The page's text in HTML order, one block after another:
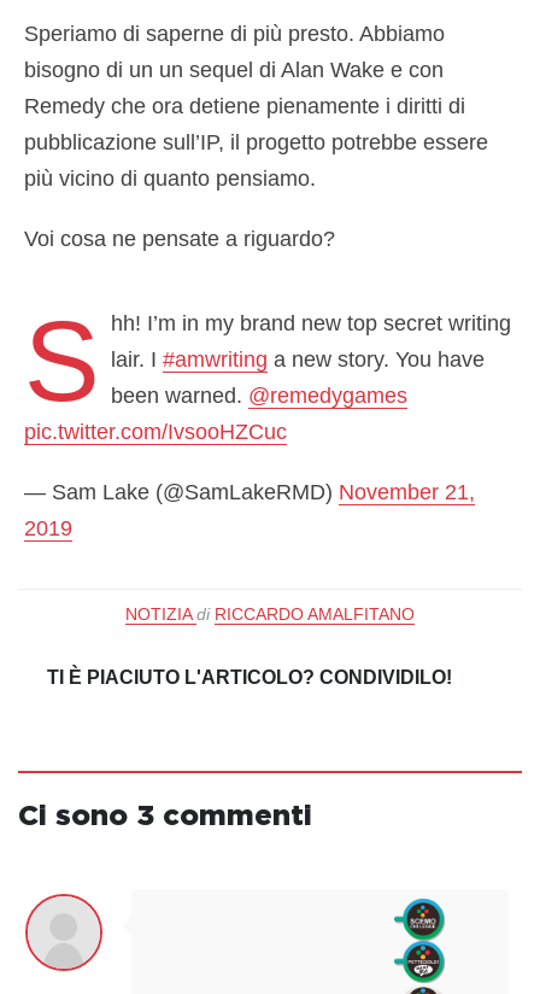
Speriamo di saperne di più presto. Abbiamo
bisogno di un un sequel di Alan Wake e con
Remedy che ora detiene pienamente i diritti di
pubblicazione sull’IP, il progetto potrebbe essere
più vicino di quanto pensiamo.
Voi cosa ne pensate a riguardo?
S
hh! I’m in my brand new top secret writing
lair. I#amwriting a new story. You have
been warned. @remedygames
pic.twitter.com/IvsooHZCuc
— Sam Lake (@SamLakeRMD) November 21,
2019
NOTIZIA di RICCARDO AMALFITANO
TI È PIACIUTO L'ARTICOLO? CONDIVIDILO!
Ci sono 3 commenti